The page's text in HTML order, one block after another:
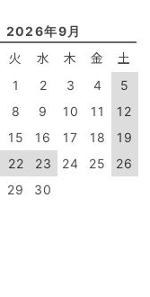
2026年9月
火 水 木 金 土
1 2 3 4
5
8 9 10 11
12
15 16 17 18
19
22 23 24 25
26
29 30